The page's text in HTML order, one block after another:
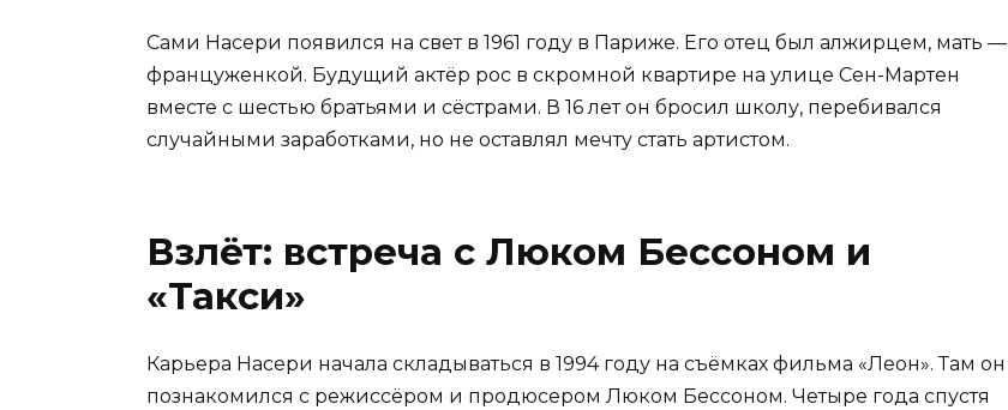
Сами Насери появился на свет в 1961 году в Париже. Его отец был алжирцем, мать —
француженкой. Будущий актёр рос в скромной квартире на улице Сен-Мартен
вместе с шестью братьями и сёстрами. В 16 лет он бросил школу, перебивался
случайными заработками, но не оставлял мечту стать артистом.
Взлёт: встреча с Люком Бессоном и
«Такси»
Карьера Насери начала складываться в 1994 году на съёмках фильма «Леон». Там он
познакомился с режиссёром и продюсером Люком Бессоном. Четыре года спустя